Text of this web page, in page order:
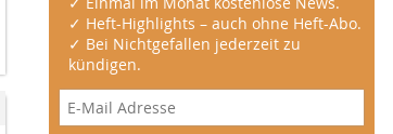
✓ Heft-Highlights – auch ohne Heft-Abo.
✓ Bei Nichtgefallen jederzeit zu
kündigen.